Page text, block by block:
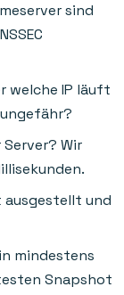
sind
welche IP läuft
Wir
ausgestellt und
mindestens
Snapshot